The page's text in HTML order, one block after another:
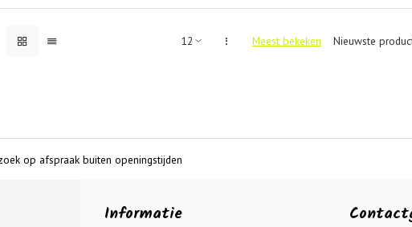
Meest bekeken Nieuwste
op afspraak buiten openingstijden
Informatie